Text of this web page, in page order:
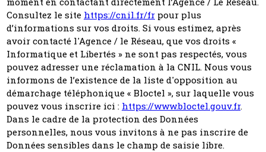
Consultez le site https://cnil.fr/fr pour plus
d’informations sur vos droits. Si vous estimez, après
avoir contacté l'Agence / le Réseau, que vos droits «
Informatique et Libertés » ne sont pas respectés, vous
pouvez adresser une réclamation à la CNIL. Nous vous
informons de l’existence de la liste d'opposition au
démarchage téléphonique « Bloctel », sur laquelle vous
pouvez vous inscrire ici : https://www.bloctel.gouv.fr.
Dans le cadre de la protection des Données
personnelles, nous vous invitons à ne pas inscrire de
Données sensibles dans le champ de saisie libre.